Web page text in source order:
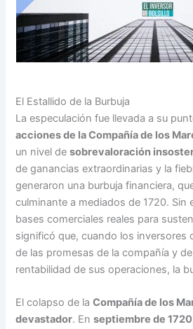
El Estallido de la Burbuja
La especulación fue llevada a su
acciones de la Compañía de los
un nivel desobrevaloración
de ganancias extraordinarias y la
generaron una burbuja financiera,
culminante a mediados de 1720. Sin
bases comerciales reales para
significó que, cuando los inversores
de las promesas de la compañía y
rentabilidad de sus operaciones, la
El colapso de laCompañía de los
devastador. Enseptiembre de 1720